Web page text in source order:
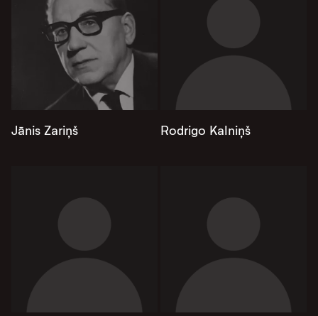
Jānis Zariņš Rodrigo Kalniņš